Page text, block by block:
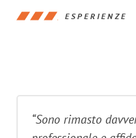
ESPERIENZE
“Sono rimasto